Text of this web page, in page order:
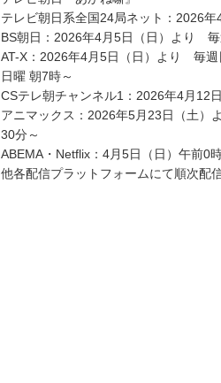
テレビ朝日系全国24局ネット：2026
BS朝日：2026年4月5日（日）より 毎
AT-X：2026年4月5日（日）より 毎
日曜 朝7時～
CSテレ朝チャンネル1：2026年4月12
アニマックス：2026年5月23日（土
30分～
ABEMA・Netflix：4月5日（日）午前0
他各配信プラットフォームにて順次配